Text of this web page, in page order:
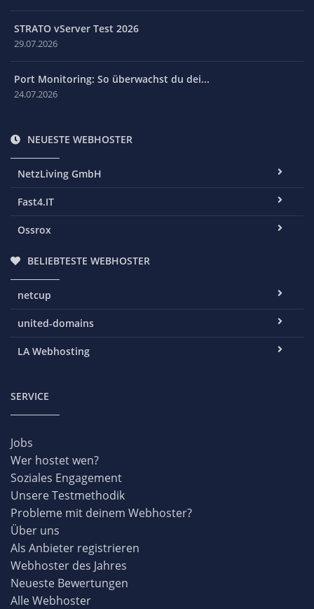
STRATO vServer Test 2026
29.07.2026
Port Monitoring: So überwachst du dei...
24.07.2026
NEUESTE WEBHOSTER
NetzLiving GmbH
Fast4.IT
Ossrox
BELIEBTESTE WEBHOSTER
netcup
united-domains
LA Webhosting
SERVICE
Jobs
Wer hostet wen?
Soziales Engagement
Unsere Testmethodik
Probleme mit deinem Webhoster?
Über uns
Als Anbieter registrieren
Webhoster des Jahres
Neueste Bewertungen
Alle Webhoster